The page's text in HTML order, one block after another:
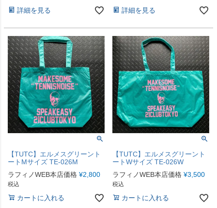
詳細を見る 詳細を見る
【TUTC】エルメスグリーント
ートMサイズ TE-026M
ラフィノWEB本店価格 ¥2,800
税込
カートに入れる
【TUTC】エルメスグリーント
ートWサイズ TE-026W
ラフィノWEB本店価格 ¥3,500
税込
カートに入れる